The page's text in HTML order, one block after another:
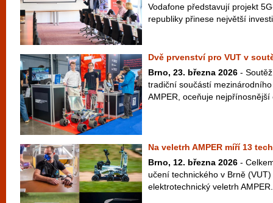
Vodafone představují projekt
republiky přinese největší
Dvě prvenství pro VUT v
Brno, 23. března 2026 -
tradiční součástí
AMPER, oceňuje
Na veletrh AMPER míří 13
Brno, 12. března 2026 -
učení technického v Brně
elektrotechnický veletrh